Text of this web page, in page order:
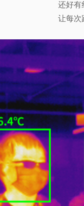
还好有
让每次